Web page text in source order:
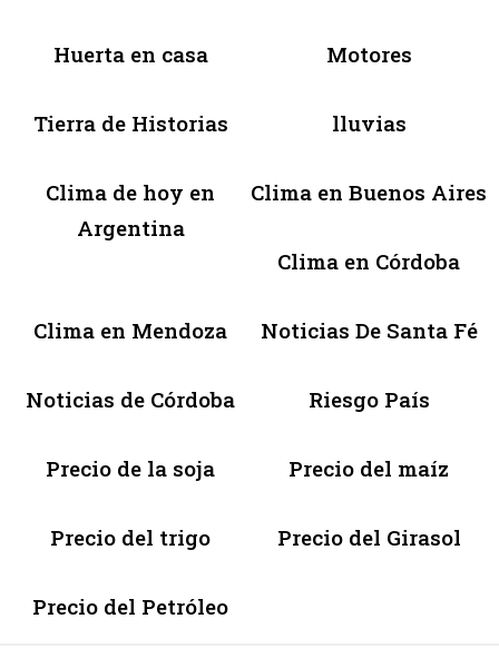
Huerta en casa Motores
Tierra de Historias lluvias
Clima de hoy en
Argentina
Clima en Buenos Aires
Clima en Córdoba
Clima en Mendoza Noticias De Santa Fé
Noticias de Córdoba Riesgo País
Precio de la soja Precio del maíz
Precio del trigo Precio del Girasol
Precio del Petróleo